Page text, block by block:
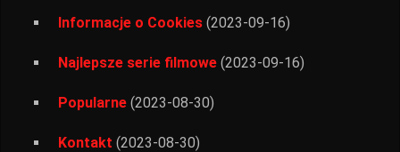
Informacje o Cookies (2023-09-16)
Najlepsze serie filmowe (2023-09-16)
Popularne (2023-08-30)
Kontakt (2023-08-30)